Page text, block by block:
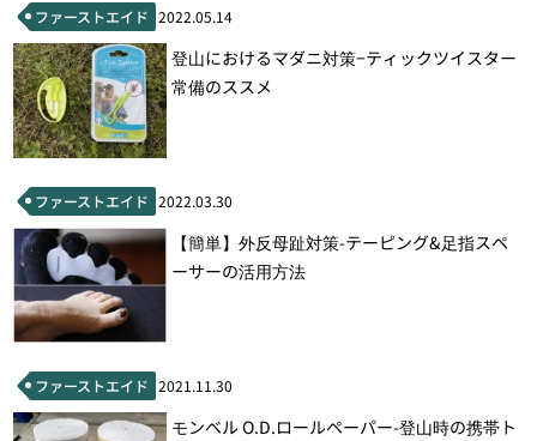
ファーストエイド 2022.05.14
登山におけるマダニ対策−ティックツイスター
常備のススメ
ファーストエイド 2022.03.30
【簡単】外反母趾対策-テーピング&足指スペ
ーサーの活用方法
ファーストエイド 2021.11.30
モンベル O.D.ロールペーパー-登山時の携帯ト